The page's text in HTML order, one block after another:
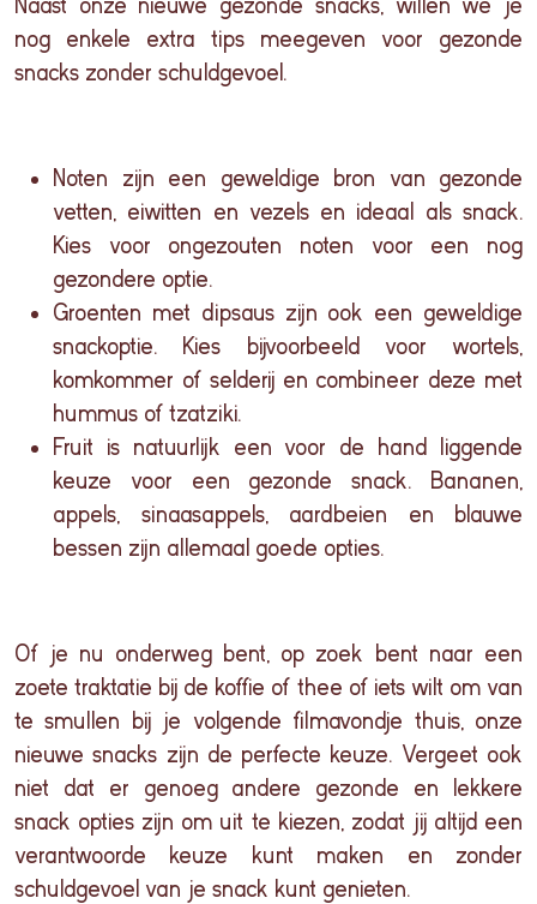
Naast onze nieuwe gezonde snacks, willen we je
nog enkele extra tips meegeven voor gezonde
snacks zonder schuldgevoel.
Noten zijn een geweldige bron van gezonde
vetten, eiwitten en vezels en ideaal als snack.
Kies voor ongezouten noten voor een nog
gezondere optie.
Groenten met dipsaus zijn ook een geweldige
snackoptie. Kies bijvoorbeeld voor wortels,
komkommer of selderij en combineer deze met
hummus of tzatziki.
Fruit is natuurlijk een voor de hand liggende
keuze voor een gezonde snack. Bananen,
appels, sinaasappels, aardbeien en blauwe
bessen zijn allemaal goede opties.
Of je nu onderweg bent, op zoek bent naar een
zoete traktatie bij de koffie of thee of iets wilt om van
te smullen bij je volgende filmavondje thuis, onze
nieuwe snacks zijn de perfecte keuze. Vergeet ook
niet dat er genoeg andere gezonde en lekkere
snack opties zijn om uit te kiezen, zodat jij altijd een
verantwoorde keuze kunt maken en zonder
schuldgevoel van je snack kunt genieten.